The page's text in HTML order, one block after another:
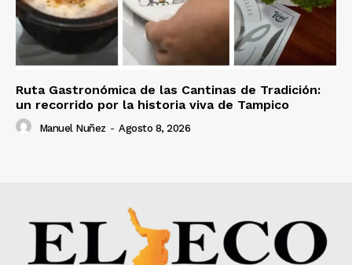
Ruta Gastronómica de las Cantinas de Tradición:
un recorrido por la historia viva de Tampico
Manuel Nuñez - Agosto 8, 2026